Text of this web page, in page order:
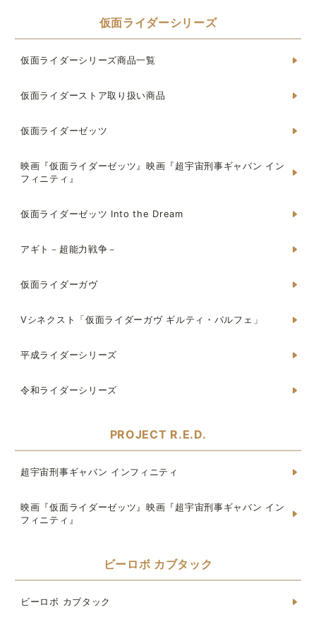
仮面ライダーシリーズ
仮面ライダーシリーズ商品一覧
仮面ライダーストア取り扱い商品
仮面ライダーゼッツ
映画『仮面ライダーゼッツ』映画『超宇宙刑事ギャバン イン
フィニティ』
仮面ライダーゼッツ Into the Dream
アギト－超能力戦争－
仮面ライダーガヴ
Vシネクスト「仮面ライダーガヴ ギルティ・パルフェ」
平成ライダーシリーズ
令和ライダーシリーズ
PROJECT R.E.D.
超宇宙刑事ギャバン インフィニティ
映画『仮面ライダーゼッツ』映画『超宇宙刑事ギャバン イン
フィニティ』
ビーロボ カブタック
ビーロボ カブタック